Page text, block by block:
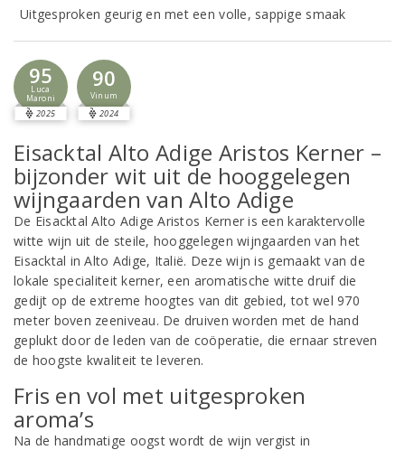
Uitgesproken geurig en met een volle, sappige smaak
95
Luca
Maroni
2025
90
Vinum
2024
Eisacktal Alto Adige Aristos Kerner –
bijzonder wit uit de hooggelegen
wijngaarden van Alto Adige
De Eisacktal Alto Adige Aristos Kerner is een karaktervolle
witte wijn uit de steile, hooggelegen wijngaarden van het
Eisacktal in Alto Adige, Italië. Deze wijn is gemaakt van de
lokale specialiteit kerner, een aromatische witte druif die
gedijt op de extreme hoogtes van dit gebied, tot wel 970
meter boven zeeniveau. De druiven worden met de hand
geplukt door de leden van de coöperatie, die ernaar streven
de hoogste kwaliteit te leveren.
Fris en vol met uitgesproken
aroma’s
Na de handmatige oogst wordt de wijn vergist in